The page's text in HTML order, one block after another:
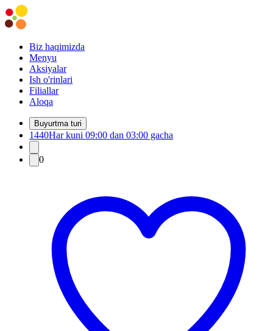
Biz haqimizda
Menyu
Aksiyalar
Ish o'rinlari
Filiallar
Aloqa
Buyurtma turi
1440Har kuni 09:00 dan 03:00 gacha
0